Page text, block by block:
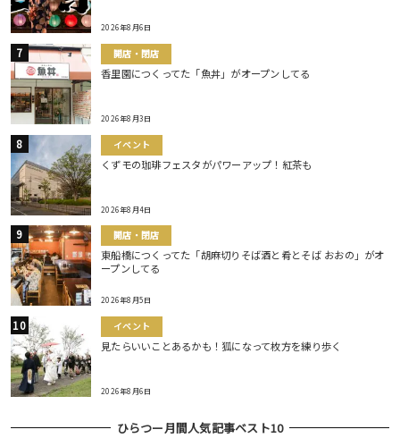
2026年8月6日
開店・閉店
香里園につくってた「魚丼」がオープンしてる
2026年8月3日
イベント
くずモの珈琲フェスタがパワーアップ！紅茶も
2026年8月4日
開店・閉店
東船橋につくってた「胡麻切りそば酒と肴とそば おおの」がオ
ープンしてる
2026年8月5日
イベント
見たらいいことあるかも！狐になって枚方を練り歩く
2026年8月6日
ひらつー月間人気記事ベスト10